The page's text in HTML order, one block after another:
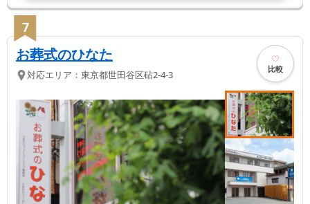
7
お葬式のひなた
対応エリア： 東京都世田谷区砧2-4-3 比較